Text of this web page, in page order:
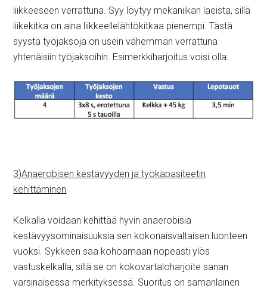
liikkeeseen verrattuna. Syy löytyy mekaniikan laeista, sillä
liikekitka on aina liikkeellelähtökitkaa pienempi. Tästä
syystä työjaksoja on usein vähemmän verrattuna
yhtenäisiin työjaksoihin. Esimerkkiharjoitus voisi olla:
3)Anaerobisen kestävyyden ja työkapasiteetin
kehittäminen
Kelkalla voidaan kehittää hyvin anaerobisia
kestävyysominaisuuksia sen kokonaisvaltaisen luonteen
vuoksi. Sykkeen saa kohoamaan nopeasti ylös
vastuskelkalla, sillä se on kokovartaloharjoite sanan
varsinaisessa merkityksessä. Suoritus on samanlainen